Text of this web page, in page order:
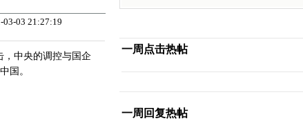
03-03 21:27:19
，中央的调控与国企
国。
一周点击热帖
一周回复热帖